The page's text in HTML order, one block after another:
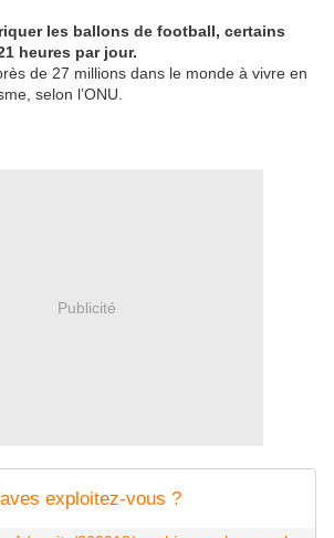
les ballons de football, certains
heures par jour.
de 27 millions dans le monde à vivre en
selon l’ONU.
Publicité
exploitez-vous ?